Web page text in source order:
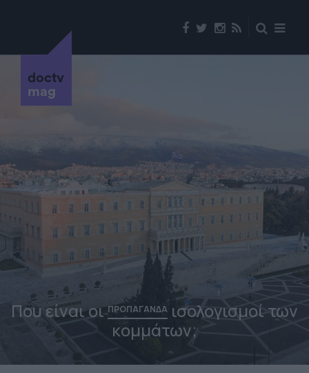
doctv
mag
Που είναι οιΠΡΟΠΑΓΑΝΔΑ ισολογισμοί των
κομμάτων;